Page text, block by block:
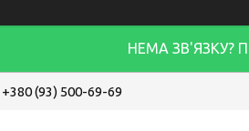
НЕМА ЗВ'ЯЗКУ?
+380 (93) 500-69-69